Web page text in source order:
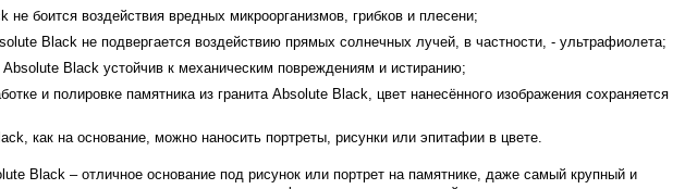
не боится воздействия вредных микроорганизмов, грибков и плесени;
Black не подвергается воздействию прямых солнечных лучей, в частности, - ультрафиолета;
Black устойчив к механическим повреждениям и истиранию;
и полировке памятника из гранита Absolute Black, цвет нанесённого изображения сохраняется
как на основание, можно наносить портреты, рисунки или эпитафии в цвете.
Black – отличное основание под рисунок или портрет на памятнике, даже самый крупный и